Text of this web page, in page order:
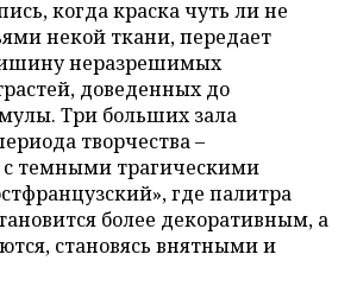
когда краска чуть ли не
некой ткани, передает
неразрешимых
доведенных до
Три больших зала
творчества –
с темными трагическими
где палитра
более декоративным, а
становясь внятными и